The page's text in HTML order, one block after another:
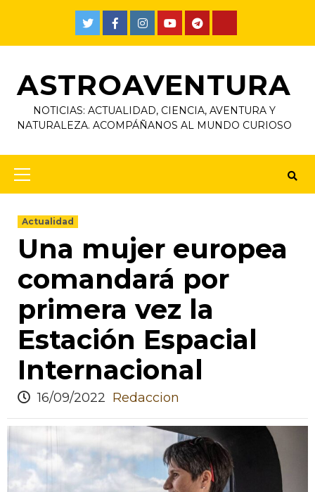
ASTROAVENTURA
NOTICIAS: ACTUALIDAD, CIENCIA, AVENTURA Y
NATURALEZA. ACOMPÁÑANOS AL MUNDO CURIOSO
Actualidad
Una mujer europea
comandará por
primera vez la
Estación Espacial
Internacional
16/09/2022 Redaccion